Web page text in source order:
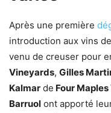
Après une première
introduction aux vins de
venu de creuser pour
Vineyards, Gilles
Kalmar de Four
Barruol ont apporté